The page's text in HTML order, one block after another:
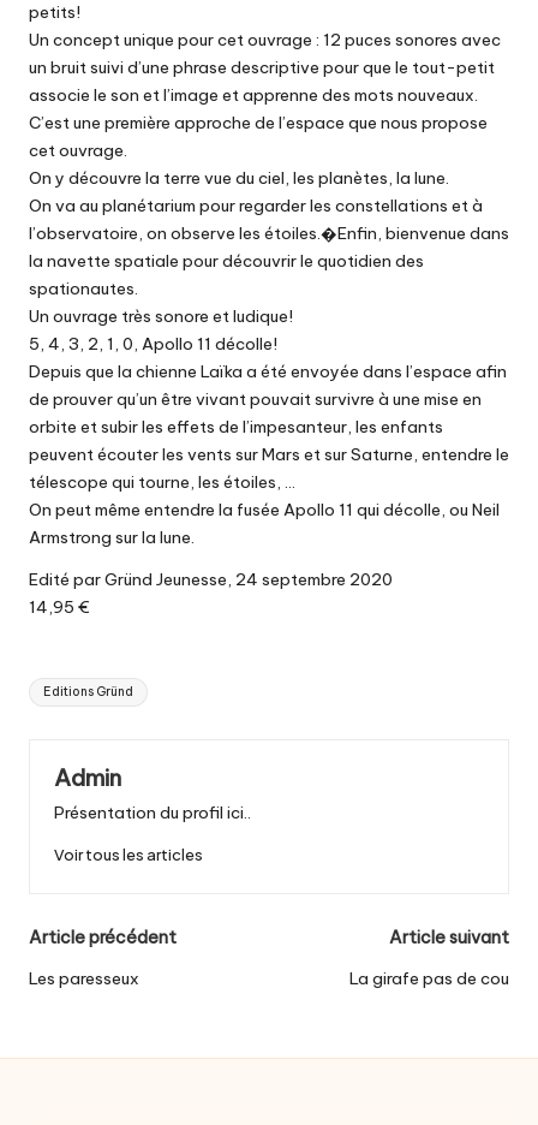
petits!
Un concept unique pour cet ouvrage : 12 puces sonores avec
un bruit suivi d’une phrase descriptive pour que le tout-petit
associe le son et l’image et apprenne des mots nouveaux.
C’est une première approche de l’espace que nous propose
cet ouvrage.
On y découvre la terre vue du ciel, les planètes, la lune.
On va au planétarium pour regarder les constellations et à
l’observatoire, on observe les étoiles.�Enfin, bienvenue dans
la navette spatiale pour découvrir le quotidien des
spationautes.
Un ouvrage très sonore et ludique!
5, 4, 3, 2, 1, 0, Apollo 11 décolle!
Depuis que la chienne Laïka a été envoyée dans l’espace afin
de prouver qu’un être vivant pouvait survivre à une mise en
orbite et subir les effets de l’impesanteur, les enfants
peuvent écouter les vents sur Mars et sur Saturne, entendre le
télescope qui tourne, les étoiles, …
On peut même entendre la fusée Apollo 11 qui décolle, ou Neil
Armstrong sur la lune.
Edité par Gründ Jeunesse, 24 septembre 2020
14,95 €
Tags:
Editions Gründ
Admin
Présentation du profil ici..
Voir tous les articles
Post
navigation
Article précédent
Les paresseux
Article suivant
La girafe pas de cou